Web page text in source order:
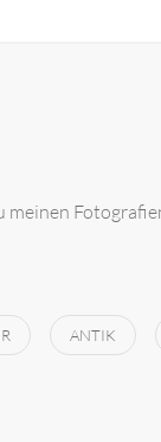
meinen
ANTIK